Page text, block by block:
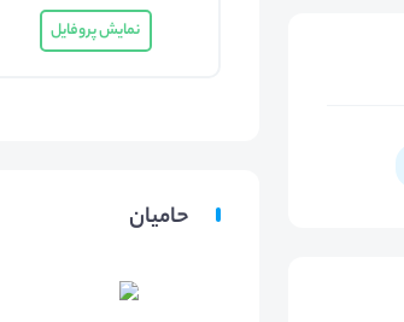
نمایش پروفایل
حامیان